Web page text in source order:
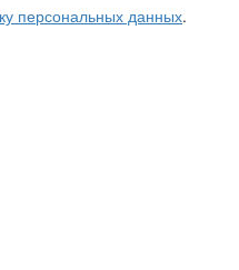
персональных данных.